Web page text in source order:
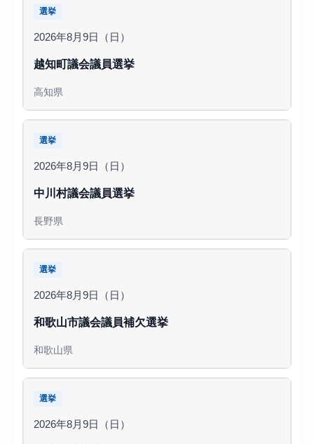
選挙
2026年8月9日（日）
越知町議会議員選挙
高知県
選挙
2026年8月9日（日）
中川村議会議員選挙
長野県
選挙
2026年8月9日（日）
和歌山市議会議員補欠選挙
和歌山県
選挙
2026年8月9日（日）